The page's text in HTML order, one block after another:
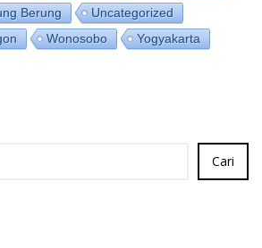
Berung
Uncategorized
Wonosobo Yogyakarta
Cari